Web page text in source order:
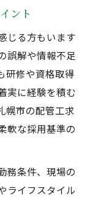
ント
じる方もいます
誤解や情報不足
研修や資格取得
実に経験を積む
幌市の配管工求
軟な採用基準の
務条件、現場の
ライフスタイル